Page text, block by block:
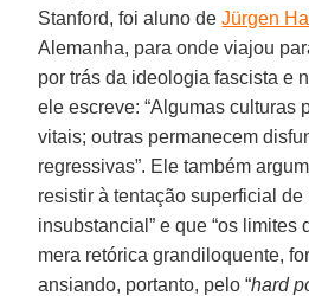
Stanford, foi aluno deJürgen
Alemanha, para onde viajou
por trás da ideologia fascista e
ele escreve: “Algumas culturas
vitais; outras permanecem
regressivas”. Ele também
resistir à tentação superficial
insubstancial” e que “os limites
mera retórica grandiloquente,
ansiando, portanto, pelo “hard